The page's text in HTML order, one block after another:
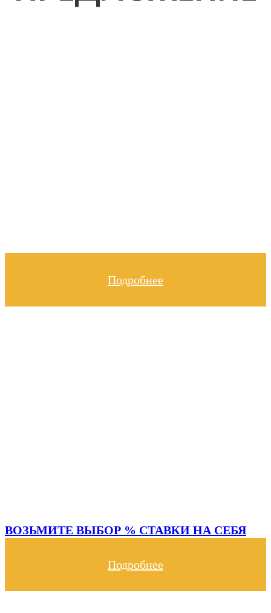
ВОЗЬМИТЕ ВЫБОР % СТАВКИ НА СЕБЯ
финансовых условиях.
Подробнее
Подробнее